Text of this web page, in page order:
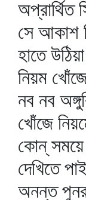
অপ্রার্থিত
সে আকাশ
হাতে
নিয়ম
নব নব
খোঁজে
কোন্‌ সময়ে
দেখিতে
অনন্ত